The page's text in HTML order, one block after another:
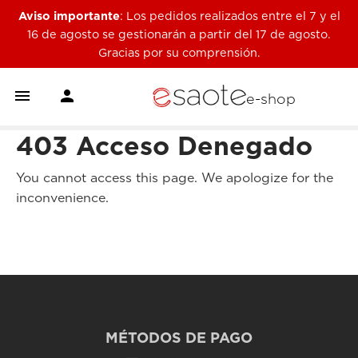
Aviso importante: Los pedidos realizados entre el 7 y el
16 de agosto se gestionarán a partir del 17 de agosto.
Gracias por su comprensión.
  e-shop
403 Acceso Denegado
You cannot access this page. We apologize for the
inconvenience.
MÉTODOS DE PAGO